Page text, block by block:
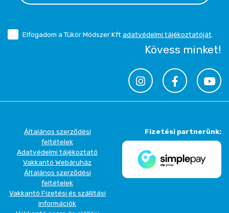
Elfogadom a Tükör Módszer Kft adatvédelmi tájékoztatóját
Kövess minket!
Általános szerződési
feltételek
Adatvédelmi tájékoztató
Vakkantó Webáruház
Általános szerződési
feltételek
Vakkantó Fizetési és szállítási
információk
Fizetési partnerünk: